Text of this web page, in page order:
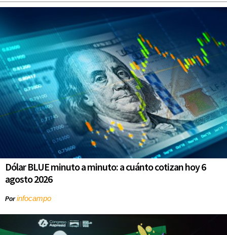
Dólar BLUE minuto a minuto: a cuánto cotizan hoy 6
agosto 2026
Porinfocampo